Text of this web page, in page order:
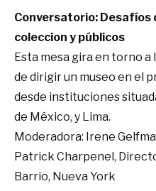
Conversatorio: Desafíos
coleccion y públicos
Esta mesa gira en torno
de dirigir un museo en el
desde instituciones
de México, y Lima.
Moderadora: Irene
Patrick Charpenel,
Barrio, Nueva York